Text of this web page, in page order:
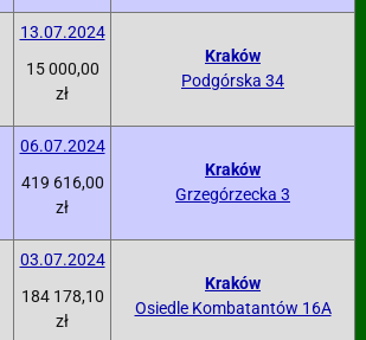
13.07.2024
15 000,00
zł
Kraków
Podgórska 34
06.07.2024
419 616,00
zł
Kraków
Grzegórzecka 3
03.07.2024
184 178,10
zł
Kraków
Osiedle Kombatantów 16A